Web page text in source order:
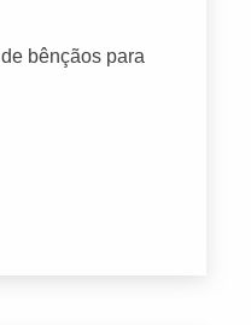
bênçãos para